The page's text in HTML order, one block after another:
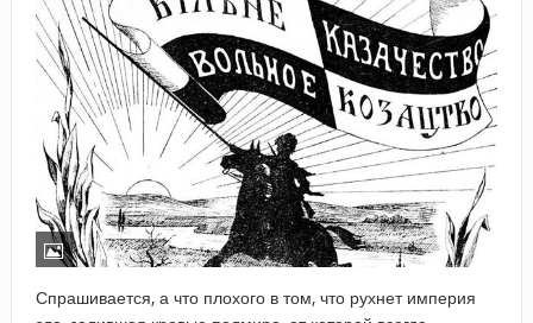
Спрашивается, а что плохого в том, что рухнет империя